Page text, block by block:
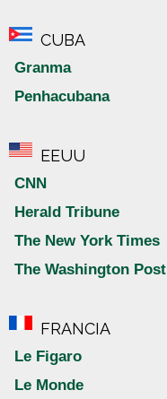
CUBA
Granma
Penhacubana
EEUU
CNN
Herald Tribune
The New York Times
The Washington Post
FRANCIA
Le Figaro
Le Monde